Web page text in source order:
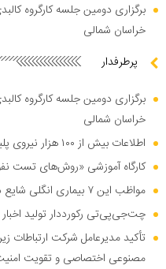
برگزاری دومین جلسه کارگروه
خراسان شمالی
پرطرفدار
برگزاری دومین جلسه کارگروه
خراسان شمالی
اطلاعات بیش از ۱۰۰ هزار نیروی پلیس و کارمند امنیتی بریتانیا هک شد
کارگاه آموزشی «روش‌های تست
مواظب این ۷ بیماری انگلی شایع در تابستان باشید
چت‌جی‌پی‌تی رکورددار تولید
تأکید مدیرعامل شرکت
مصنوعی اختصاصی و تقویت